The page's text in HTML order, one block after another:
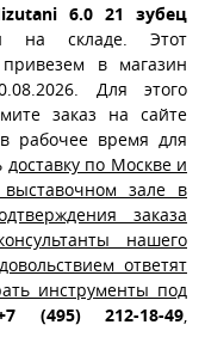
6.0 21 зубец
складе. Этот
в магазин
Для этого
заказ на сайте
рабочее время для
доставку по Москве и
зале в
заказа
нашего
ответят
инструменты под
(495) 212-18-49